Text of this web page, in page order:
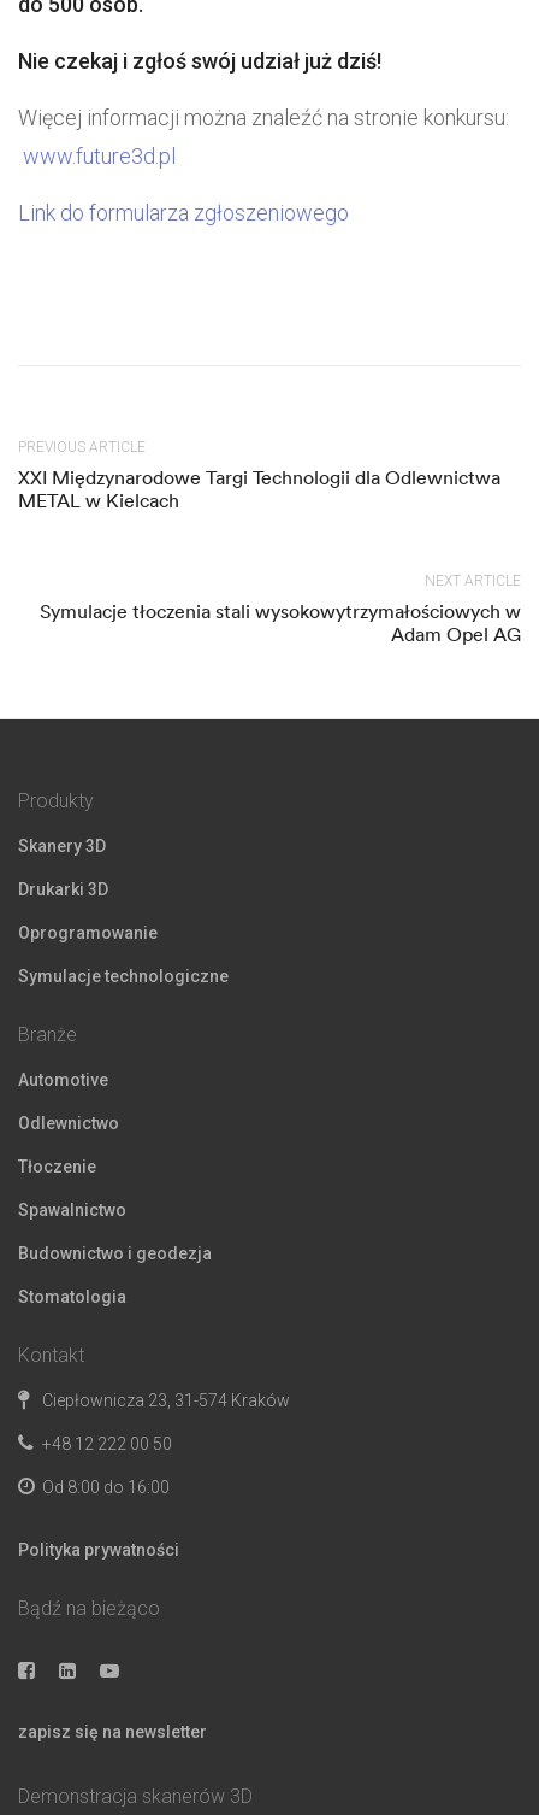
Nie czekaj i zgłoś swój udział już dziś!
Więcej informacji można znaleźć na stronie konkursu:
www.future3d.pl
Link do formularza zgłoszeniowego
PREVIOUS ARTICLE
XXI Międzynarodowe Targi Technologii dla Odlewnictwa
METAL w Kielcach
NEXT ARTICLE
Symulacje tłoczenia stali wysokowytrzymałościowych w
Adam Opel AG
Produkty
Skanery 3D
Drukarki 3D
Oprogramowanie
Symulacje technologiczne
Branże
Automotive
Odlewnictwo
Tłoczenie
Spawalnictwo
Budownictwo i geodezja
Stomatologia
Kontakt
Ciepłownicza 23, 31-574 Kraków
+48 12 222 00 50
Od 8:00 do 16:00
Polityka prywatności
Bądź na bieżąco
zapisz się na newsletter
Demonstracja skanerów 3D